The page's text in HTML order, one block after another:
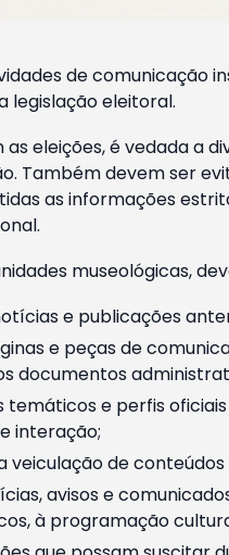
de comunicação
legislação eleitoral.
eleições, é vedada a
Também devem ser
as informações
museológicas,
e publicações
e peças de
documentos
e perfis
interação;
veiculação de
avisos e
à programação